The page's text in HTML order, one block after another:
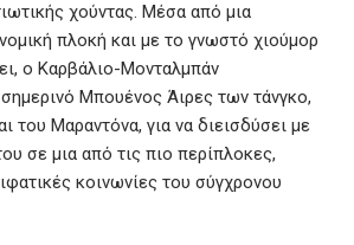
χούντας. Μέσα από μια
πλοκή και με το γνωστό χιούμορ
ο Καρβάλιο-Μονταλμπάν
Μπουένος Άιρες των τάνγκο,
του Μαραντόνα, για να διεισδύσει με
σε μια από τις πιο περίπλοκες,
κοινωνίες του σύγχρονου